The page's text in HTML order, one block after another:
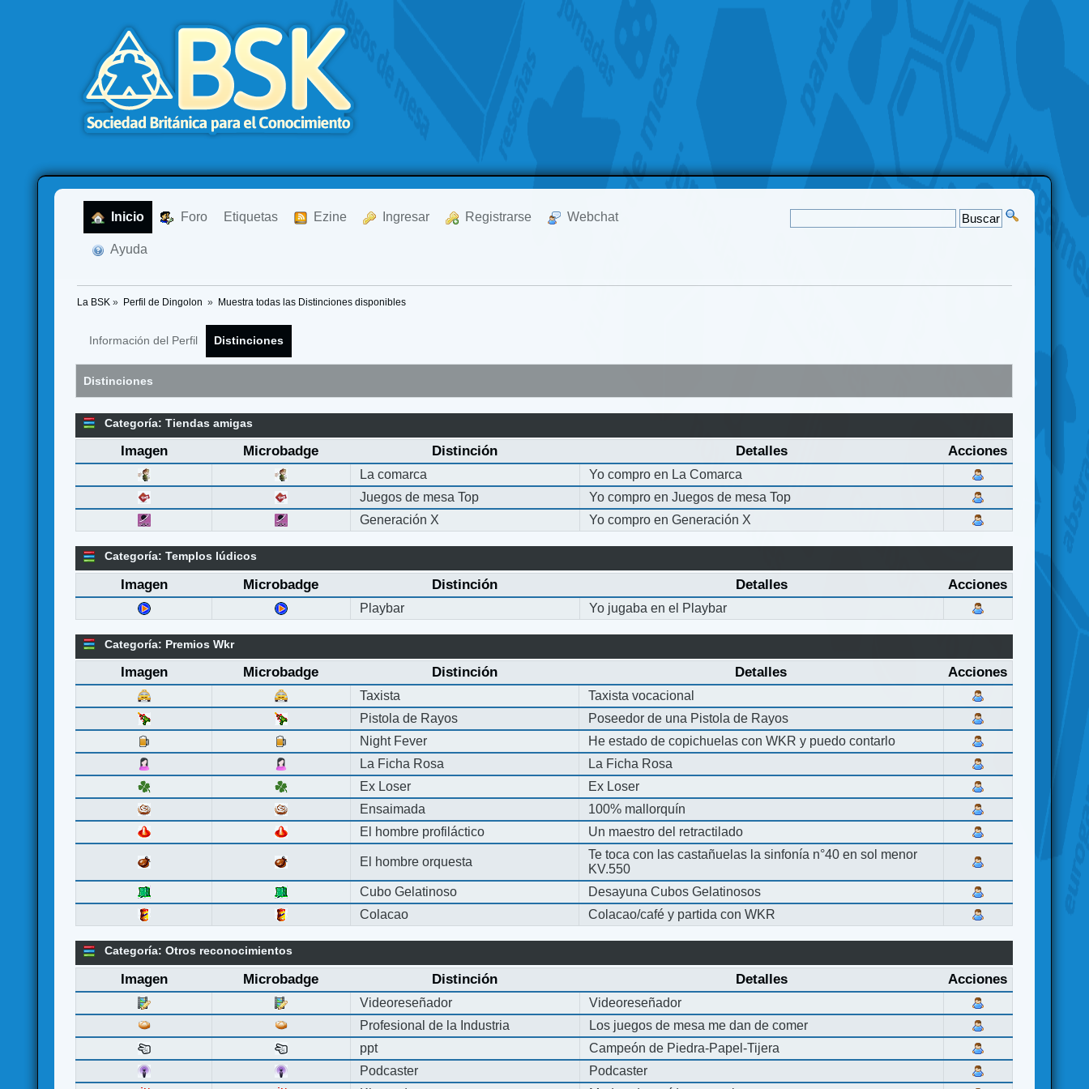
Inicio Foro Etiquetas Ezine Ingresar Registrarse Webchat
Ayuda
La BSK » Perfil de Dingolon » Muestra todas las Distinciones disponibles
Información del Perfil Distinciones
Distinciones
Categoría: Tiendas amigas
Imagen Microbadge Distinción Detalles Acciones
La comarca
Yo compro en La Comarca
Juegos de mesa Top
Yo compro en Juegos de mesa Top
Generación X
Yo compro en Generación X
Categoría: Templos lúdicos
Imagen Microbadge Distinción Detalles Acciones
Playbar Yo jugaba en el Playbar
Categoría: Premios Wkr
Imagen Microbadge Distinción Detalles Acciones
Taxista
Taxista vocacional
Pistola de Rayos
Poseedor de una Pistola de Rayos
Night Fever
He estado de copichuelas con WKR y puedo contarlo
La Ficha Rosa
La Ficha Rosa
Ex Loser
Ex Loser
Ensaimada
100% mallorquín
El hombre profiláctico
Un maestro del retractilado
El hombre orquesta
Te toca con las castañuelas la sinfonía n°40 en sol menor
KV.550
Cubo Gelatinoso
Desayuna Cubos Gelatinosos
Colacao
Colacao/café y partida con WKR
Categoría: Otros reconocimientos
Imagen Microbadge Distinción Detalles Acciones
Videoreseñador
Videoreseñador
Profesional de la Industria
Los juegos de mesa me dan de comer
ppt
Campeón de Piedra-Papel-Tijera
Podcaster
Podcaster